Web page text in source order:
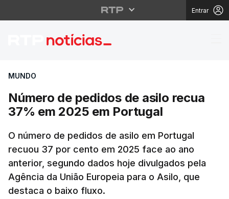
Entrar
Número de pedidos
MUNDO
Número de pedidos de asilo recua
37% em 2025 em Portugal
O número de pedidos de asilo em Portugal
recuou 37 por cento em 2025 face ao ano
anterior, segundo dados hoje divulgados pela
Agência da União Europeia para o Asilo, que
destaca o baixo fluxo.